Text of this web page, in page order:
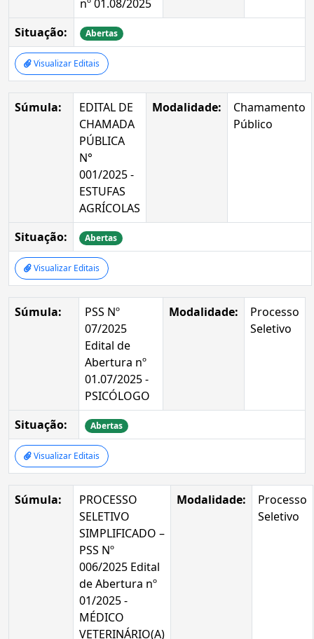
nº 01.08/2025
Situação:
Abertas
Visualizar Editais
Súmula:
EDITAL DE
CHAMADA
PÚBLICA
N°
001/2025 -
ESTUFAS
AGRÍCOLAS
Modalidade:
Chamamento
Público
Situação: Abertas
Visualizar Editais
Súmula:
PSS Nº
07/2025
Edital de
Abertura nº
01.07/2025 -
PSICÓLOGO
Modalidade:
Processo
Seletivo
Situação: Abertas
Visualizar Editais
Súmula:
PROCESSO
SELETIVO
SIMPLIFICADO –
PSS Nº
006/2025 Edital
de Abertura nº
01/2025 -
MÉDICO
VETERINÁRIO(A)
Modalidade:
Processo
Seletivo